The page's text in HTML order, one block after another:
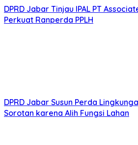
Komisi III DPRD Jabar Dorong